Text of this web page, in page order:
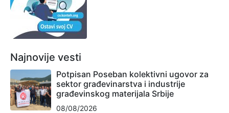
Najnovije vesti
Potpisan Poseban kolektivni ugovor za
sektor građevinarstva i industrije
građevinskog materijala Srbije
08/08/2026